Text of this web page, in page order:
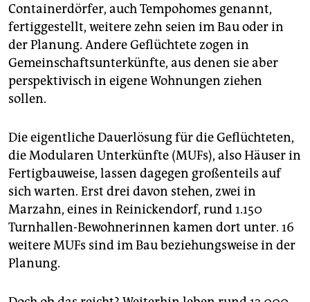
Containerdörfer, auch Tempo­homes genannt,
fertiggestellt, weitere zehn seien im Bau oder in
der Planung. Andere Geflüchtete zogen in
Gemeinschaftsunterkünfte, aus denen sie aber
perspektivisch in eigene Wohnungen ziehen
sollen.
Die eigentliche Dauerlösung für die Geflüchteten,
die Modularen Unterkünfte (MUFs), also Häuser in
Fertigbauweise, lassen dagegen großenteils auf
sich warten. Erst drei davon stehen, zwei in
Marzahn, eines in Reinickendorf, rund 1.150
Turnhallen-Bewohnerinnen kamen dort unter. 16
weitere MUFs sind im Bau beziehungsweise in der
Planung.